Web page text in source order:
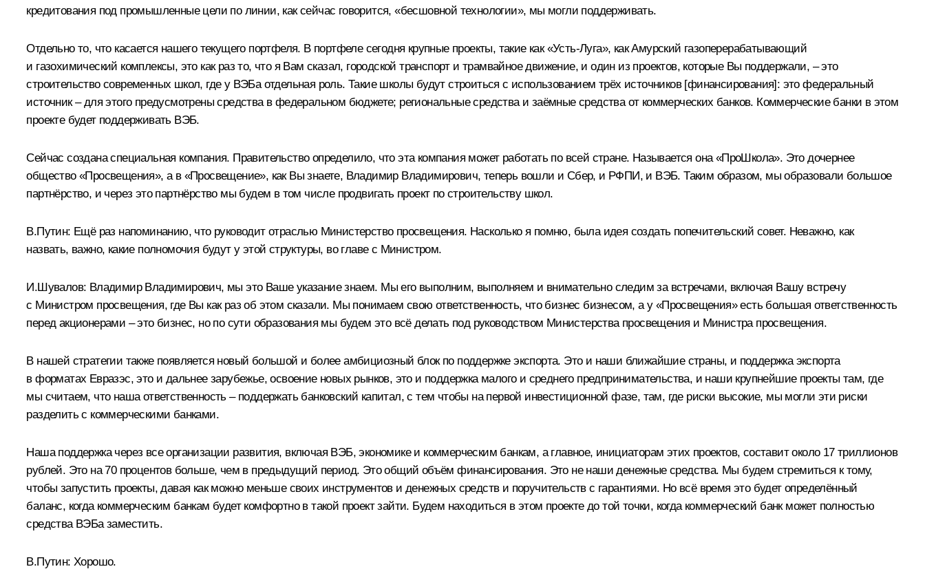
кредитования под промышленные цели по линии, как сейчас говорится, «бесшовной технологии», мы могли поддерживать.
Отдельно то, что касается нашего текущего портфеля. В портфеле сегодня крупные проекты, такие как «Усть-Луга», как Амурский газоперерабатывающий
и газохимический комплексы, это как раз то, что я Вам сказал, городской транспорт и трамвайное движение, и один из проектов, которые Вы поддержали, – это
строительство современных школ, где у ВЭБа отдельная роль. Такие школы будут строиться с использованием трёх источников [финансирования]: это федеральный
источник – для этого предусмотрены средства в федеральном бюджете; региональные средства и заёмные средства от коммерческих банков. Коммерческие банки в этом
проекте будет поддерживать ВЭБ.
Сейчас создана специальная компания. Правительство определило, что эта компания может работать по всей стране. Называется она «ПроШкола». Это дочернее
общество «Просвещения», а в «Просвещение», как Вы знаете, Владимир Владимирович, теперь вошли и Сбер, и РФПИ, и ВЭБ. Таким образом, мы образовали большое
партнёрство, и через это партнёрство мы будем в том числе продвигать проект по строительству школ.
В.Путин: Ещё раз напоминанию, что руководит отраслью Министерство просвещения. Насколько я помню, была идея создать попечительский совет. Неважно, как
назвать, важно, какие полномочия будут у этой структуры, во главе с Министром.
И.Шувалов: Владимир Владимирович, мы это Ваше указание знаем. Мы его выполним, выполняем и внимательно следим за встречами, включая Вашу встречу
с Министром просвещения, где Вы как раз об этом сказали. Мы понимаем свою ответственность, что бизнес бизнесом, а у «Просвещения» есть большая ответственность
перед акционерами – это бизнес, но по сути образования мы будем это всё делать под руководством Министерства просвещения и Министра просвещения.
В нашей стратегии также появляется новый большой и более амбициозный блок по поддержке экспорта. Это и наши ближайшие страны, и поддержка экспорта
в форматах Евразэс, это и дальнее зарубежье, освоение новых рынков, это и поддержка малого и среднего предпринимательства, и наши крупнейшие проекты там, где
мы считаем, что наша ответственность – поддержать банковский капитал, с тем чтобы на первой инвестиционной фазе, там, где риски высокие, мы могли эти риски
разделить с коммерческими банками.
Наша поддержка через все организации развития, включая ВЭБ, экономике и коммерческим банкам, а главное, инициаторам этих проектов, составит около 17 триллионов
рублей. Это на 70 процентов больше, чем в предыдущий период. Это общий объём финансирования. Это не наши денежные средства. Мы будем стремиться к тому,
чтобы запустить проекты, давая как можно меньше своих инструментов и денежных средств и поручительств с гарантиями. Но всё время это будет определённый
баланс, когда коммерческим банкам будет комфортно в такой проект зайти. Будем находиться в этом проекте до той точки, когда коммерческий банк может полностью
средства ВЭБа заместить.
В.Путин: Хорошо.